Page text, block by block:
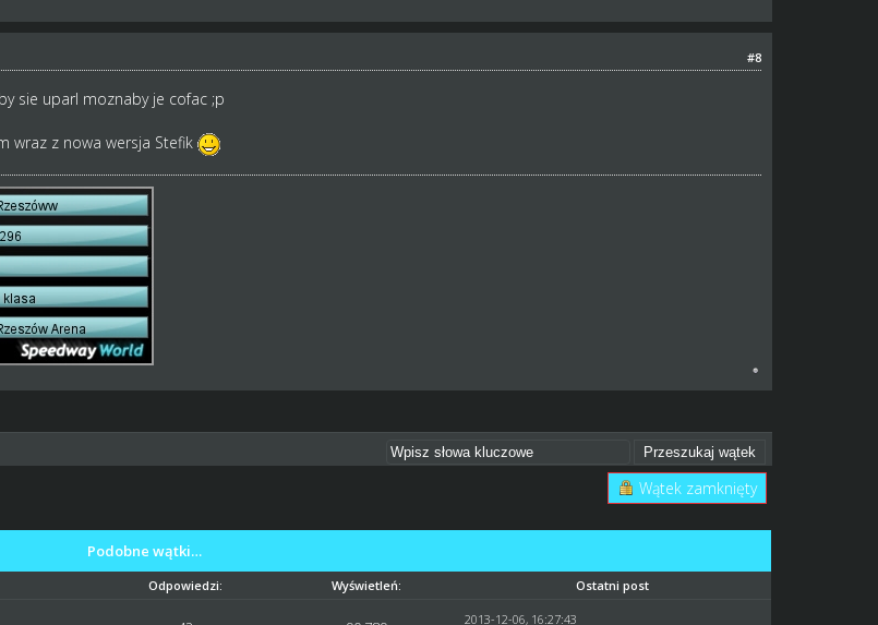
#8
sie uparl moznaby je cofac ;p
wraz z nowa wersja Stefik
Wątek zamknięty
Podobne wątki…
Odpowiedzi: Wyświetleń: Ostatni post
2013-12-06, 16:27:43